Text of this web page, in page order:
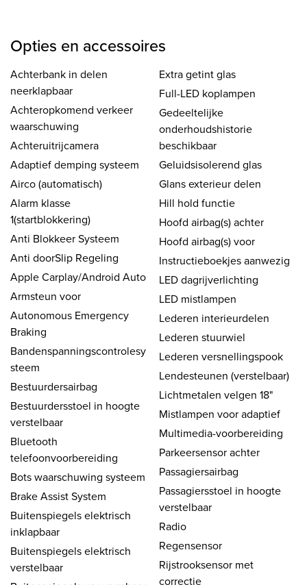
Opties en accessoires
Achterbank in delen
neerklapbaar
Achteropkomend verkeer
waarschuwing
Achteruitrijcamera
Adaptief demping systeem
Airco (automatisch)
Alarm klasse
1(startblokkering)
Anti Blokkeer Systeem
Anti doorSlip Regeling
Apple Carplay/Android Auto
Armsteun voor
Autonomous Emergency
Braking
Bandenspanningscontrolesy
steem
Bestuurdersairbag
Bestuurdersstoel in hoogte
verstelbaar
Bluetooth
telefoonvoorbereiding
Bots waarschuwing systeem
Brake Assist System
Buitenspiegels elektrisch
inklapbaar
Buitenspiegels elektrisch
verstelbaar
Extra getint glas
Full-LED koplampen
Gedeeltelijke
onderhoudshistorie
beschikbaar
Geluidsisolerend glas
Glans exterieur delen
Hill hold functie
Hoofd airbag(s) achter
Hoofd airbag(s) voor
Instructieboekjes aanwezig
LED dagrijverlichting
LED mistlampen
Lederen interieurdelen
Lederen stuurwiel
Lederen versnellingspook
Lendesteunen (verstelbaar)
Lichtmetalen velgen 18"
Mistlampen voor adaptief
Multimedia-voorbereiding
Parkeersensor achter
Passagiersairbag
Passagiersstoel in hoogte
verstelbaar
Radio
Regensensor
Rijstrooksensor met
correctie